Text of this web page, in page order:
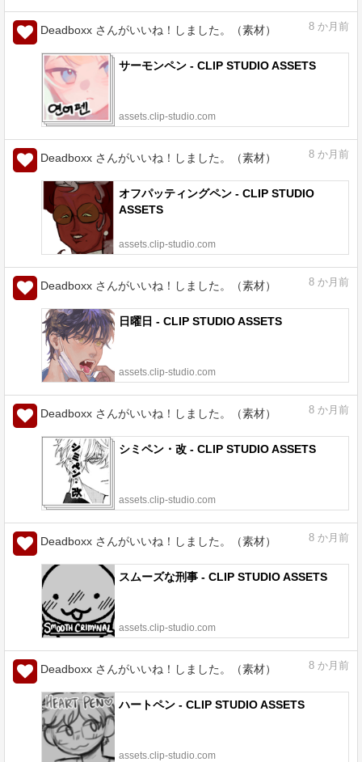
Deadboxx さんがいいね！しました。（素材） 8 か月前
サーモンペン - CLIP STUDIO ASSETS
assets.clip-studio.com
Deadboxx さんがいいね！しました。（素材） 8 か月前
オフパッティングペン - CLIP STUDIO
ASSETS
assets.clip-studio.com
Deadboxx さんがいいね！しました。（素材） 8 か月前
日曜日 - CLIP STUDIO ASSETS
assets.clip-studio.com
Deadboxx さんがいいね！しました。（素材） 8 か月前
シミペン・改 - CLIP STUDIO ASSETS
assets.clip-studio.com
Deadboxx さんがいいね！しました。（素材） 8 か月前
スムーズな刑事 - CLIP STUDIO ASSETS
assets.clip-studio.com
Deadboxx さんがいいね！しました。（素材） 8 か月前
ハートペン - CLIP STUDIO ASSETS
assets.clip-studio.com